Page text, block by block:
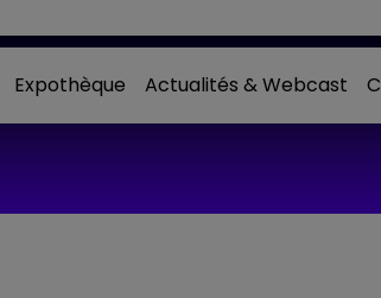
Expothèque Actualités & Webcast